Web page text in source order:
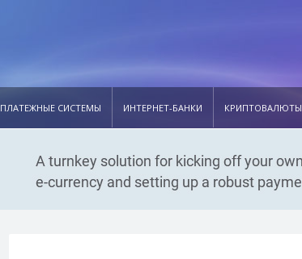
ПЛАТЕЖНЫЕ СИСТЕМЫ ИНТЕРНЕТ-БАНКИ КРИПТОВАЛЮТЫ